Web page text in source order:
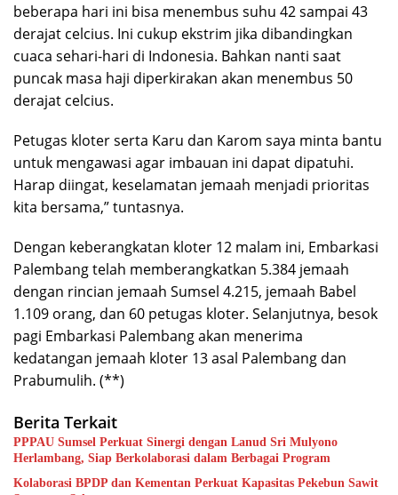
beberapa hari ini bisa menembus suhu 42 sampai 43
derajat celcius. Ini cukup ekstrim jika dibandingkan
cuaca sehari-hari di Indonesia. Bahkan nanti saat
puncak masa haji diperkirakan akan menembus 50
derajat celcius.
Petugas kloter serta Karu dan Karom saya minta bantu
untuk mengawasi agar imbauan ini dapat dipatuhi.
Harap diingat, keselamatan jemaah menjadi prioritas
kita bersama,” tuntasnya.
Dengan keberangkatan kloter 12 malam ini, Embarkasi
Palembang telah memberangkatkan 5.384 jemaah
dengan rincian jemaah Sumsel 4.215, jemaah Babel
1.109 orang, dan 60 petugas kloter. Selanjutnya, besok
pagi Embarkasi Palembang akan menerima
kedatangan jemaah kloter 13 asal Palembang dan
Prabumulih. (**)
Berita Terkait
PPPAU Sumsel Perkuat Sinergi dengan Lanud Sri Mulyono
Herlambang, Siap Berkolaborasi dalam Berbagai Program
Kolaborasi BPDP dan Kementan Perkuat Kapasitas Pekebun Sawit